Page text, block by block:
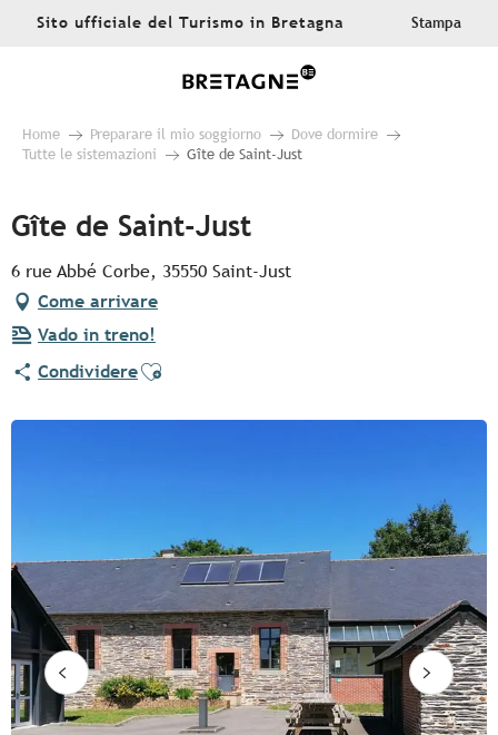
AllerSito ufficiale del Turismo in Bretagna Stampa
Home Preparare il mio soggiorno
Dove dormire
Tutte le sistemazioni
Gîte de Saint-Just
Gîte de Saint-Just
6 rue Abbé Corbe, 35550 Saint-Just
Come arrivare
Vado in treno!
CondividereAjouter aux favoris